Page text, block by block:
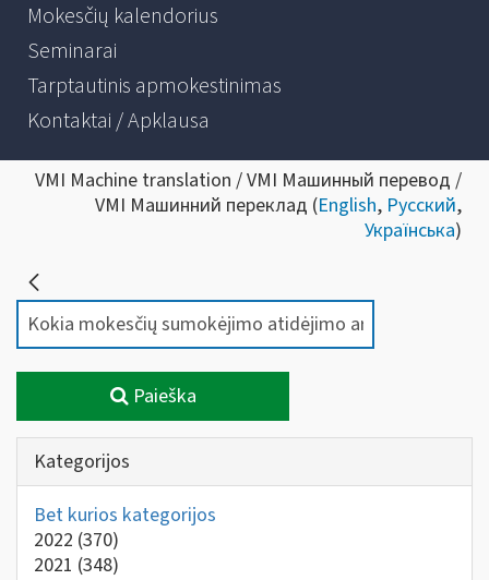
Mokesčių kalendorius
Seminarai
Tarptautinis apmokestinimas
Kontaktai / Apklausa
VMI Machine translation / VMI Машинный перевод /
VMI Машинний переклад (English, Русский,
Українська)
Paieška
Kategorijos
Bet kurios kategorijos
2022 (370)
2021 (348)